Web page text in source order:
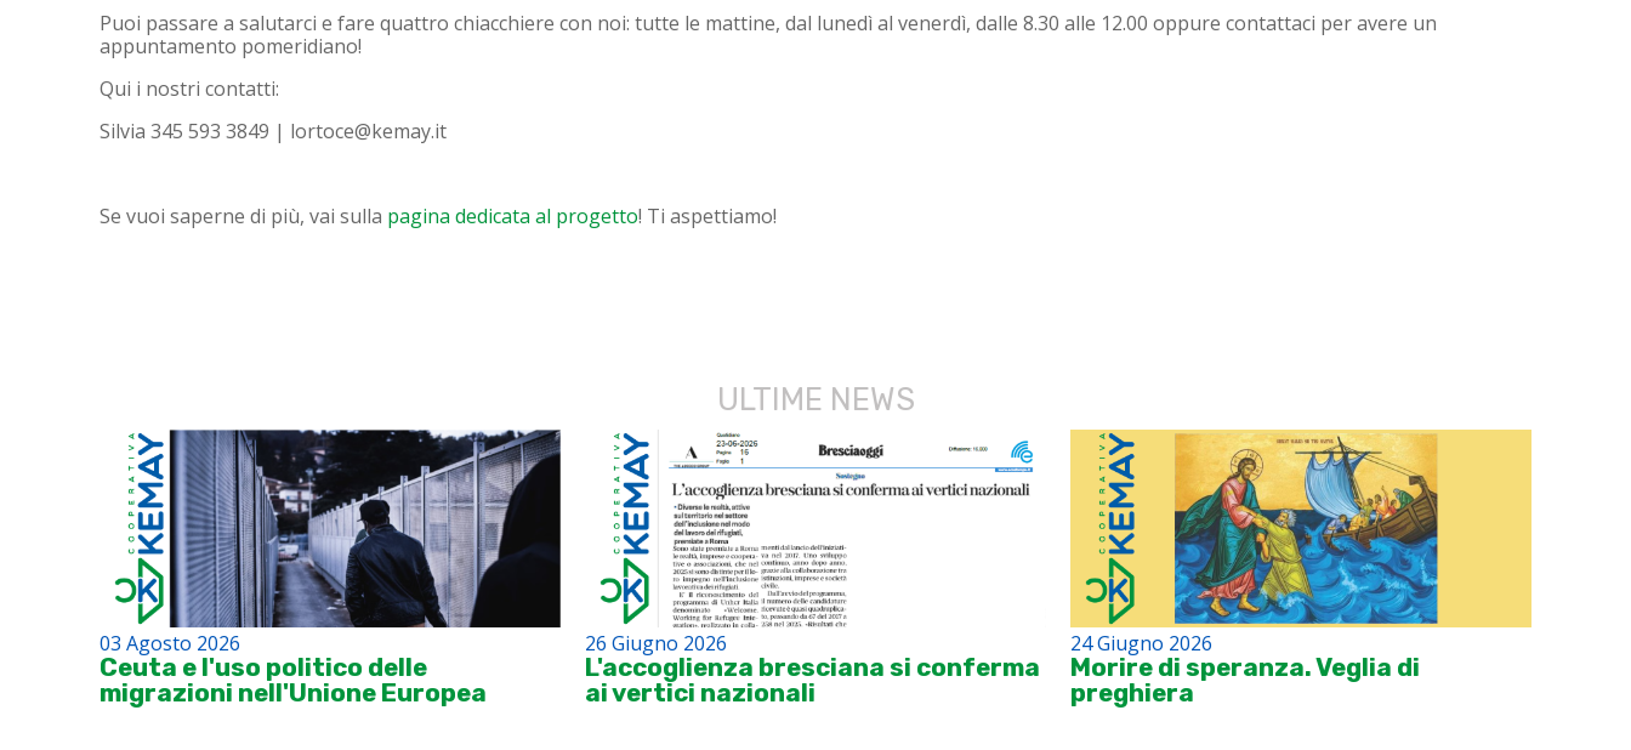
Puoi passare a salutarci e fare quattro chiacchiere con noi: tutte le mattine, dal lunedì al venerdì, dalle 8.30 alle 12.00 oppure contattaci per avere un
appuntamento pomeridiano!
Qui i nostri contatti:
Silvia 345 593 3849 | lortoce@kemay.it
Se vuoi saperne di più, vai sulla pagina dedicata al progetto! Ti aspettiamo!
ULTIME NEWS
03 Agosto 2026
Ceuta e l'uso politico delle
migrazioni nell'Unione Europea
26 Giugno 2026
L'accoglienza bresciana si conferma
ai vertici nazionali
24 Giugno 2026
Morire di speranza. Veglia di
preghiera